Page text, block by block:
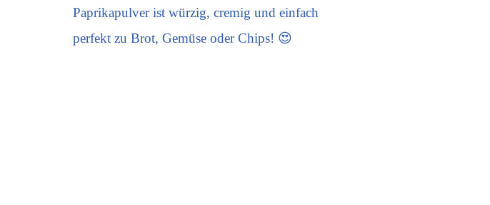
Paprikapulver ist würzig, cremig und einfach
perfekt zu Brot, Gemüse oder Chips! 😍